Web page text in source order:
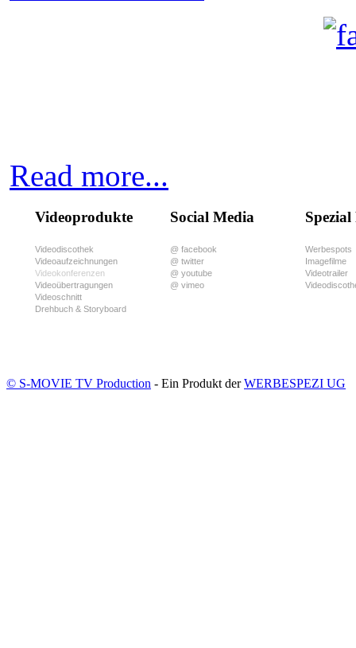
Read more...
Videoprodukte
Videodiscothek
Videoaufzeichnungen
Videokonferenzen
Videoübertragungen
Videoschnitt
Drehbuch & Storyboard
Social Media
@ facebook
@ twitter
@ youtube
@ vimeo
Werbespots
Imagefilme
Videotrailer
© S-MOVIE TV Production - Ein Produkt derWERBESPEZI UG